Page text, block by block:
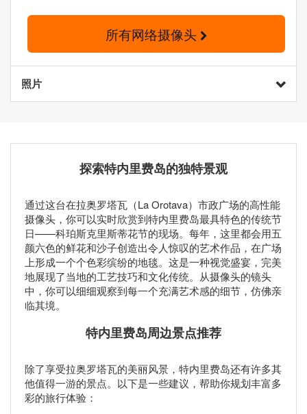
所有网络摄像头
照片
探索特内里费岛的独特景观
通过这台在拉奥罗塔瓦（La Orotava）市政广场的高性能
摄像头 ，你可以实时欣赏到特内里费岛最具特色的传统节
日——科珀斯克里斯蒂花节的现场。每年，这里都会用五
颜六色的鲜花和沙子创造出令人惊叹的艺术作品，在广场
上形成一个个色彩缤纷的地毯。这是一种视觉盛宴，完美
地展现了当地的工艺技巧和文化传统。从摄像头的镜头
中，你可以细细观察到每一个充满艺术感的细节，仿佛亲
临其境。
特内里费岛周边景点推荐
除了享受拉奥罗塔瓦的美丽风景，特内里费岛还有许多其
他值得一游的景点。以下是一些建议，帮助你规划丰富多
彩的旅行体验：